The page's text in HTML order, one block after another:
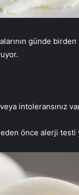
günde
intoleransınız
önce alerji testi